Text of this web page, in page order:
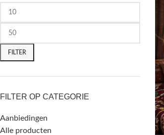
FILTER
FILTER OP CATEGORIE
Aanbiedingen
Alle producten